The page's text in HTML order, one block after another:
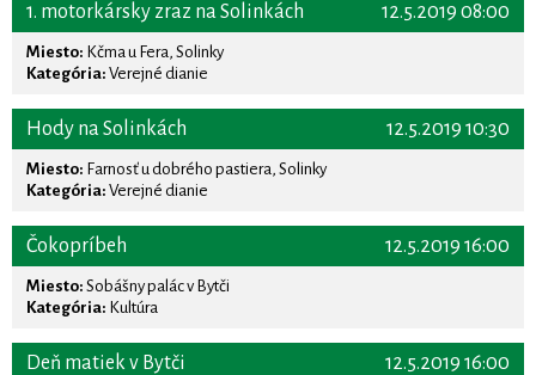
12.5.2019 08:00
1. motorkársky zraz na Solinkách
Miesto: Kčma u Fera, Solinky
Kategória: Verejné dianie
12.5.2019 10:30
Hody na Solinkách
Miesto: Farnosť u dobrého pastiera, Solinky
Kategória: Verejné dianie
12.5.2019 16:00
Čokopríbeh
Miesto: Sobášny palác v Bytči
Kategória: Kultúra
12.5.2019 16:00
Deň matiek v Bytči